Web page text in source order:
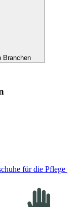
Branchen
für die Pflege